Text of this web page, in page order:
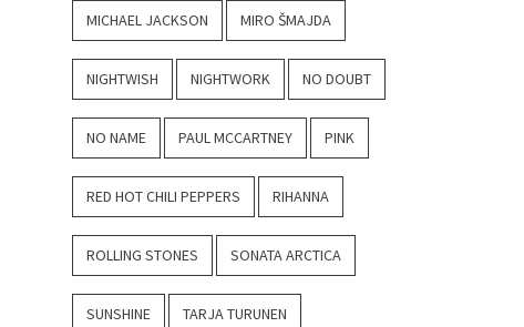
MICHAEL JACKSON MIRO ŠMAJDA
NIGHTWISH NIGHTWORK NO DOUBT
NO NAME PAUL MCCARTNEY PINK
RED HOT CHILI PEPPERS RIHANNA
ROLLING STONES SONATA ARCTICA
SUNSHINE TARJA TURUNEN